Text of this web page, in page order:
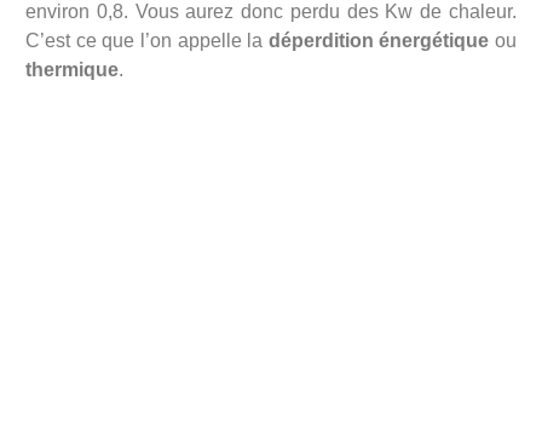
environ 0,8. Vous aurez donc perdu des Kw de chaleur.
C’est ce que l’on appelle la déperdition énergétique ou
thermique.